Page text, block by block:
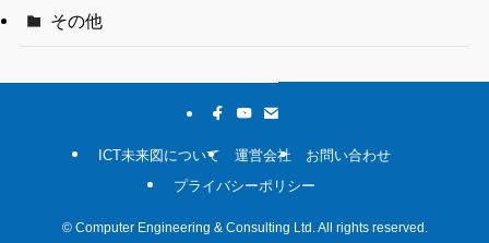
その他
ICT未来図について 運営会社
お問い合わせ
プライバシーポリシー
©Computer Engineering & Consulting Ltd. All rights reserved.